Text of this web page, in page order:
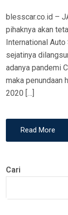
blesscar.co.id –
pihaknya akan
International
sejatinya
adanya pandemi
maka penundaan
2020 […]
Read More
Cari